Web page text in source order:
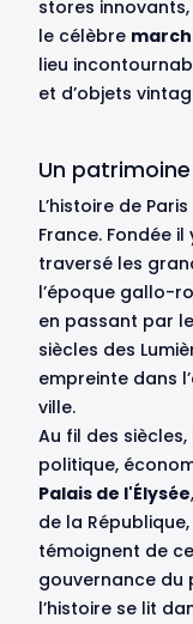
stores
le célèbre
lieu
et d’objets
Un
L’histoire de
France. Fondée
traversé les
l’époque gallo-
en passant par
siècles des
empreinte dans
ville.
Au fil des
politique,
Palais de l'Élysée
de la
témoignent de
gouvernance du
l’histoire se lit